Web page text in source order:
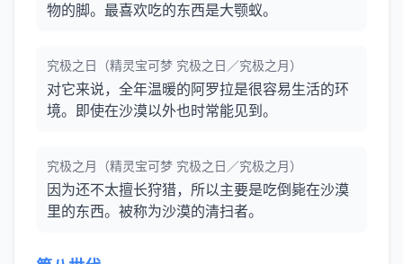
物的脚。最喜欢吃的东西是大颚蚁。
究极之日（精灵宝可梦 究极之日／究极之月）
对它来说，全年温暖的阿罗拉是很容易生活的环
境。即使在沙漠以外也时常能见到。
究极之月（精灵宝可梦 究极之日／究极之月）
因为还不太擅长狩猎，所以主要是吃倒毙在沙漠
里的东西。被称为沙漠的清扫者。